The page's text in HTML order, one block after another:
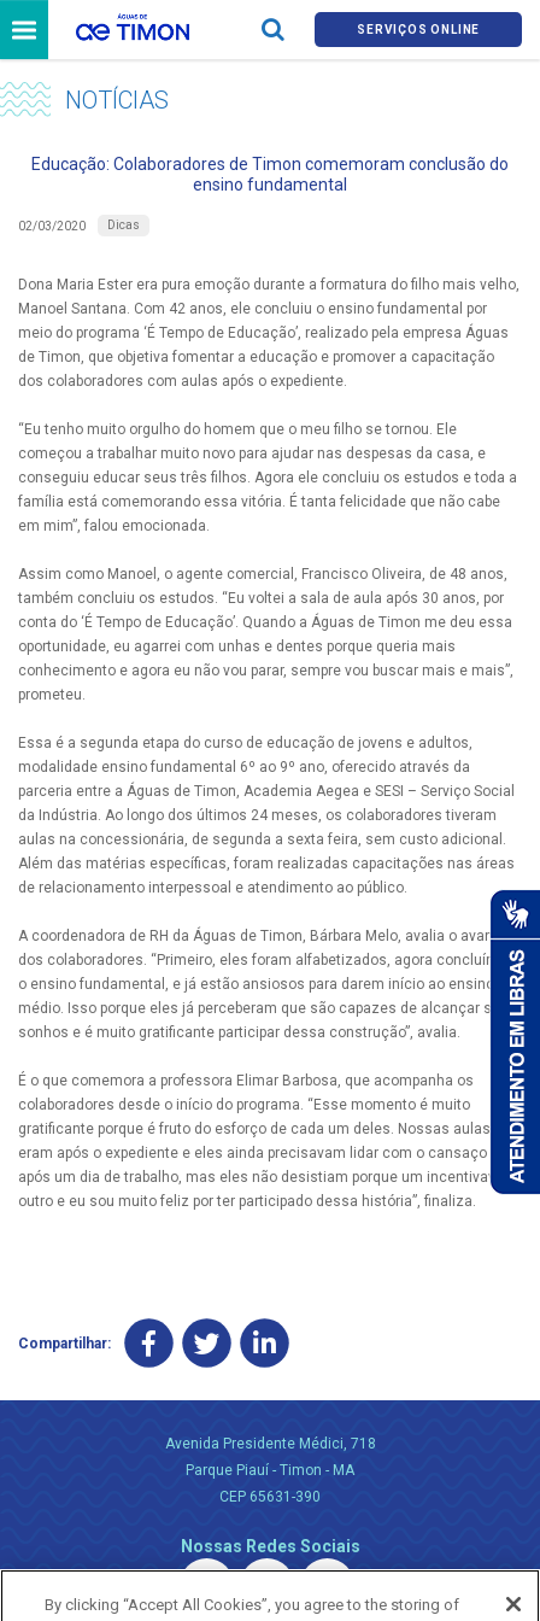
SERVIÇOS ONLINE
NOTÍCIAS
Educação: Colaboradores de Timon comemoram conclusão do
ensino fundamental
02/03/2020 Dicas
Dona Maria Ester era pura emoção durante a formatura do filho mais velho,
Manoel Santana. Com 42 anos, ele concluiu o ensino fundamental por
meio do programa ‘É Tempo de Educação’, realizado pela empresa Águas
de Timon, que objetiva fomentar a educação e promover a capacitação
dos colaboradores com aulas após o expediente.
“Eu tenho muito orgulho do homem que o meu filho se tornou. Ele
começou a trabalhar muito novo para ajudar nas despesas da casa, e
conseguiu educar seus três filhos. Agora ele concluiu os estudos e toda a
família está comemorando essa vitória. É tanta felicidade que não cabe
em mim”, falou emocionada.
Assim como Manoel, o agente comercial, Francisco Oliveira, de 48 anos,
também concluiu os estudos. “Eu voltei a sala de aula após 30 anos, por
conta do ‘É Tempo de Educação’. Quando a Águas de Timon me deu essa
oportunidade, eu agarrei com unhas e dentes porque queria mais
conhecimento e agora eu não vou parar, sempre vou buscar mais e mais”,
prometeu.
Essa é a segunda etapa do curso de educação de jovens e adultos,
modalidade ensino fundamental 6º ao 9º ano, oferecido através da
parceria entre a Águas de Timon, Academia Aegea e SESI – Serviço Social
da Indústria. Ao longo dos últimos 24 meses, os colaboradores tiveram
aulas na concessionária, de segunda a sexta feira, sem custo adicional.
Além das matérias específicas, foram realizadas capacitações nas áreas
de relacionamento interpessoal e atendimento ao público.
A coordenadora de RH da Águas de Timon, Bárbara Melo, avalia o avanço
dos colaboradores. “Primeiro, eles foram alfabetizados, agora concluíram
o ensino fundamental, e já estão ansiosos para darem início ao ensino
médio. Isso porque eles já perceberam que são capazes de alcançar seus
sonhos e é muito gratificante participar dessa construção”, avalia.
É o que comemora a professora Elimar Barbosa, que acompanha os
colaboradores desde o início do programa. “Esse momento é muito
gratificante porque é fruto do esforço de cada um deles. Nossas aulas
eram após o expediente e eles ainda precisavam lidar com o cansaço
após um dia de trabalho, mas eles não desistiam porque um incentivava o
outro e eu sou muito feliz por ter participado dessa história”, finaliza.
Compartilhar:
Avenida Presidente Médici, 718
Parque Piauí - Timon - MA
CEP 65631-390
Nossas Redes Sociais
By clicking “Accept All Cookies”, you agree to the storing of